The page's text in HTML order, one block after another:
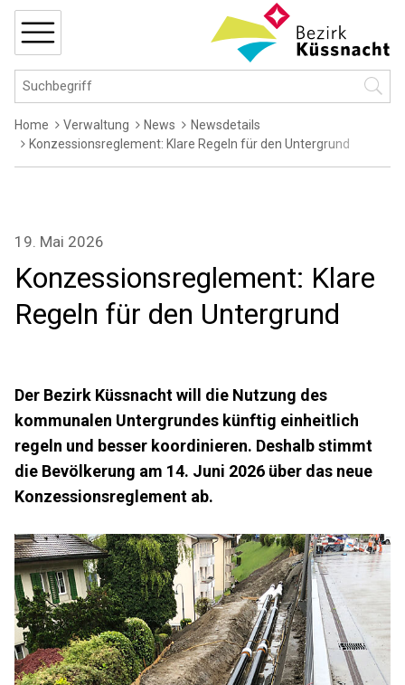
Navigieren in Küssnacht
Schnellnavigation
Hauptnavigation
Suchbegriff
Breadcrumb
Home Verwaltung News
Newsdetails
Konzessionsreglement: Klare Regeln für den Untergrund
Konzessionsreglement: Klare
Regeln für den Untergrund
19. Mai 2026
Der Bezirk Küssnacht will die Nutzung des
kommunalen Untergrundes künftig einheitlich
regeln und besser koordinieren. Deshalb stimmt
die Bevölkerung am 14. Juni 2026 über das neue
Konzessionsreglement ab.